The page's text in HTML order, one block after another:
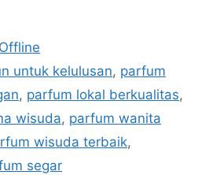
untuk kelulusan, parfum
, parfum lokal berkualitas,
wisuda, parfum wanita
wisuda terbaik,
segar